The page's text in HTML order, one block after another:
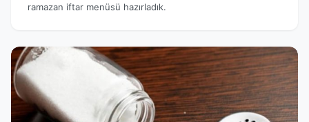
ramazan iftar menüsü hazırladık.